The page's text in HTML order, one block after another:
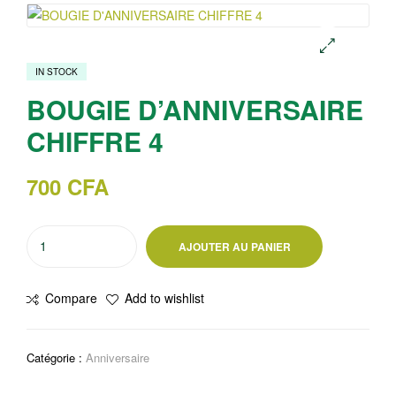
IN STOCK
BOUGIE D’ANNIVERSAIRE
CHIFFRE 4
700 CFA
D'ANNIVERSAIRE
AJOUTER AU PANIER
Compare Add to wishlist
Catégorie : Anniversaire